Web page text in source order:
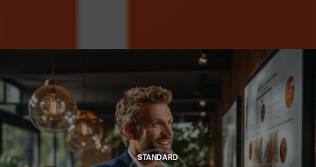
STANDARD